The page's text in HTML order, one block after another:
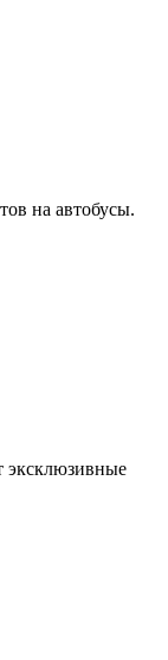
на автобусы.
эксклюзивные